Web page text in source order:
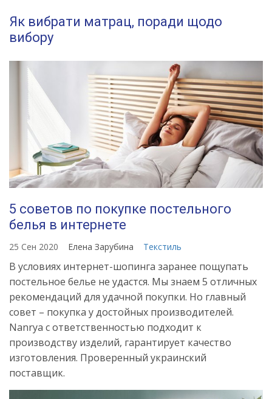
Як вибрати матрац, поради щодо
вибору
5 советов по покупке постельного
белья в интернете
25 Сен 2020 Елена Зарубина Текстиль
В условиях интернет-шопинга заранее пощупать
постельное белье не удастся. Мы знаем 5 отличных
рекомендаций для удачной покупки. Но главный
совет – покупка у достойных производителей.
Nanrya с ответственностью подходит к
производству изделий, гарантирует качество
изготовления. Проверенный украинский
поставщик.